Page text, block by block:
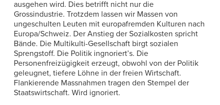
ausgehen wird. Dies betrifft nicht nur die
Grossindustrie. Trotzdem lassen wir Massen von
ungeschulten Leuten mit europafremden Kulturen nach
Europa/Schweiz. Der Anstieg der Sozialkosten spricht
Bände. Die Multikulti-Gesellschaft birgt sozialen
Sprengstoff. Die Politik ingnoriert’s. Die
Personenfreizügigkeit erzeugt, obwohl von der Politik
geleugnet, tiefere Löhne in der freien Wirtschaft.
Flankierende Massnahmen tragen den Stempel der
Staatswirtschaft. Wird ignoriert.